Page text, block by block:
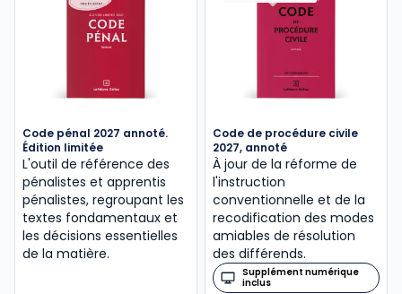
Code pénal 2027 annoté.
Édition limitée
L'outil de référence des
pénalistes et apprentis
pénalistes, regroupant les
textes fondamentaux et
les décisions essentielles
de la matière.
Code de procédure civile
2027, annoté
À jour de la réforme de
l'instruction
conventionnelle et de la
recodification des modes
amiables de résolution
des différends.
Supplément numérique
inclus